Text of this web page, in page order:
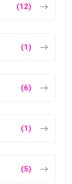
(12)
(1)
(6)
(1)
(5)